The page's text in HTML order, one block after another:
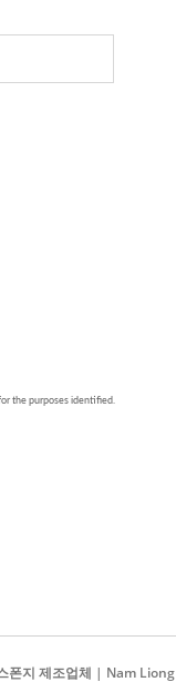
폰지 제조업체 | Nam Liong